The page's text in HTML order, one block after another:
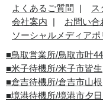
よくあるご質問
ス
会社案内
お問い合
ソーシャルメディアポ
■鳥取営業所/鳥取市叶
■米子待機所/米子市皆生
■倉吉待機所/倉吉市山根
■境港待機所/境港市夕